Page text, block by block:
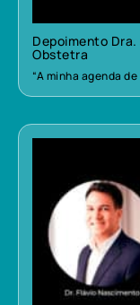
Depoimento
Obstetra
“A minha agenda